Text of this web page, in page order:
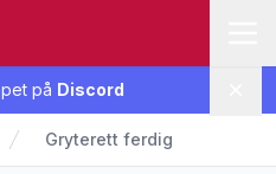
på Discord
Gryterett ferdig